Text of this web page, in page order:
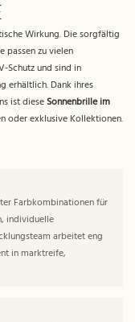
Wirkung. Die sorgfältig
passen zu vielen
Schutz und sind in
erhältlich. Dank ihres
ist dieseSonnenbrille im
oder exklusive Kollektionen.
Farbkombinationen für
individuelle
arbeitet eng
in marktreife,